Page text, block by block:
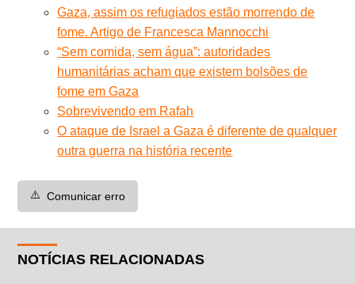
Gaza, assim os refugiados estão morrendo de
fome. Artigo de Francesca Mannocchi
“Sem comida, sem água”: autoridades
humanitárias acham que existem bolsões de
fome em Gaza
Sobrevivendo em Rafah
O ataque de Israel a Gaza é diferente de qualquer
outra guerra na história recente
⚠️ Comunicar erro
NOTÍCIAS RELACIONADAS